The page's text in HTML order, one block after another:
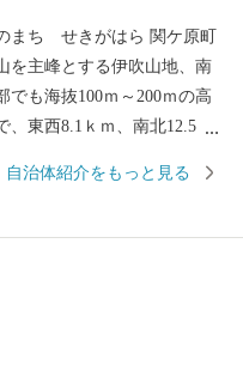
きがはら 関ケ原町
を主峰とする伊吹山地、南
も海抜100ｍ～200ｍの高
東西8.1ｋｍ、南北12.5ｋ
古くは日本武尊に縁の地で
々な分野で東西文化が混
自治体紹介をもっと見る